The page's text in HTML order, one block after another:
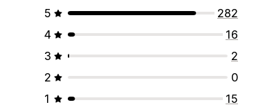
5
282
4
16
3
2
2
0
1
15